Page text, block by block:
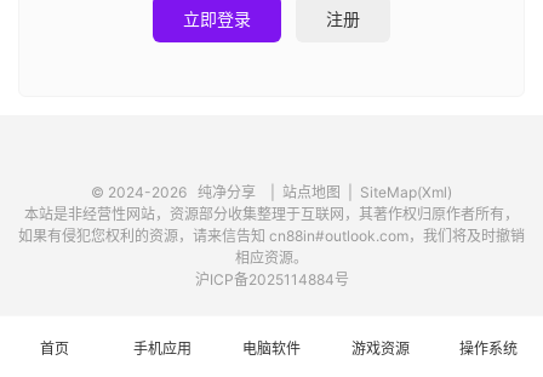
立即登录 注册
© 2024-2026 纯净分享 站点地图
SiteMap(Xml)
本站是非经营性网站，资源部分收集整理于互联网，其著作权归原作者所有，
如果有侵犯您权利的资源，请来信告知 cn88in#outlook.com，我们将及时撤销
相应资源。
沪ICP备2025114884号
首页 手机应用 电脑软件 游戏资源 操作系统